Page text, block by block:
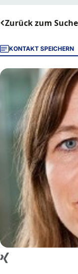
Zurück zum
KONTAKT SPEICHERN